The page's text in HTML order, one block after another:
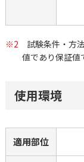
※2 試験条件・方
値であり保証値
使用環境
適用部位